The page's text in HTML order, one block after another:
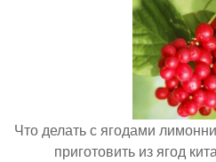
Что делать с ягодами
приготовить из ягод